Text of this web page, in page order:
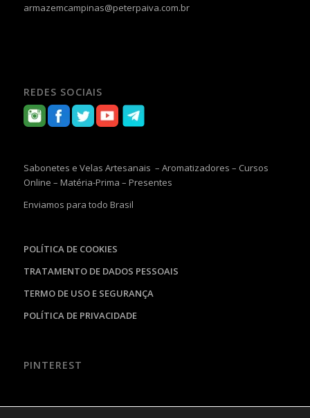
armazemcampinas@peterpaiva.com.br
REDES SOCIAIS
Sabonetes e Velas Artesanais – Aromatizadores – Cursos
Online – Matéria-Prima – Presentes
Enviamos para todo Brasil
POLÍTICA DE COOKIES
TRATAMENTO DE DADOS PESSOAIS
TERMO DE USO E SEGURANÇA
POLÍTICA DE PRIVACIDADE
PINTEREST